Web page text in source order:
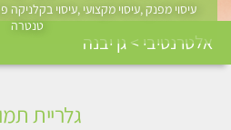
עיסוי מפנק ,עיסוי מקצועי ,עיסוי
טנטרה
אלטרנטיבי > גן יבנה
גלריית